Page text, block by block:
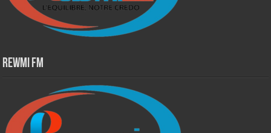
Rewmi Fm